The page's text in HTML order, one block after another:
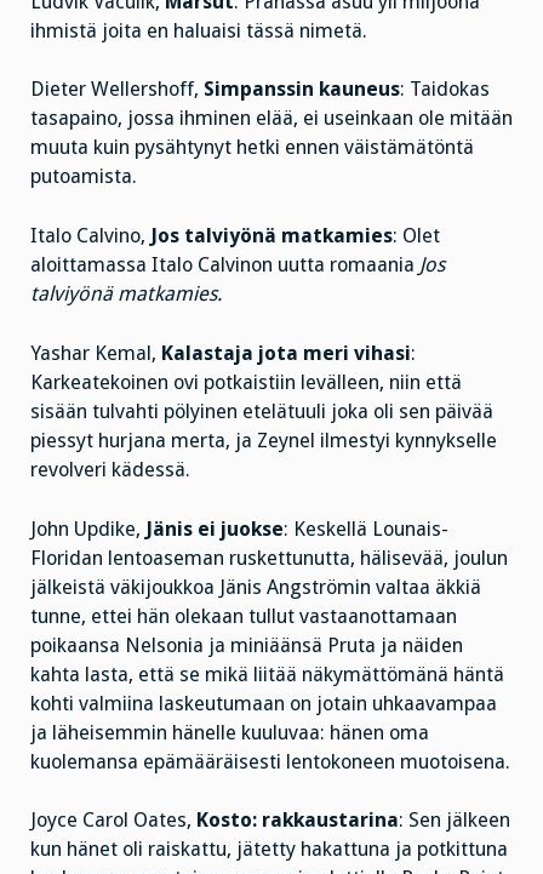
ihmistä joita en haluaisi tässä nimetä.
Dieter Wellershoff, Simpanssin kauneus: Taidokas
tasapaino, jossa ihminen elää, ei useinkaan ole mitään
muuta kuin pysähtynyt hetki ennen väistämätöntä
putoamista.
Italo Calvino, Jos talviyönä matkamies: Olet
aloittamassa Italo Calvinon uutta romaania Jos
talviyönä matkamies.
Yashar Kemal, Kalastaja jota meri vihasi:
Karkeatekoinen ovi potkaistiin levälleen, niin että
sisään tulvahti pölyinen etelätuuli joka oli sen päivää
piessyt hurjana merta, ja Zeynel ilmestyi kynnykselle
revolveri kädessä.
John Updike, Jänis ei juokse: Keskellä Lounais-
Floridan lentoaseman ruskettunutta, hälisevää, joulun
jälkeistä väkijoukkoa Jänis Angströmin valtaa äkkiä
tunne, ettei hän olekaan tullut vastaanottamaan
poikaansa Nelsonia ja miniäänsä Pruta ja näiden
kahta lasta, että se mikä liitää näkymättömänä häntä
kohti valmiina laskeutumaan on jotain uhkaavampaa
ja läheisemmin hänelle kuuluvaa: hänen oma
kuolemansa epämääräisesti lentokoneen muotoisena.
Joyce Carol Oates, Kosto: rakkaustarina: Sen jälkeen
kun hänet oli raiskattu, jätetty hakattuna ja potkittuna